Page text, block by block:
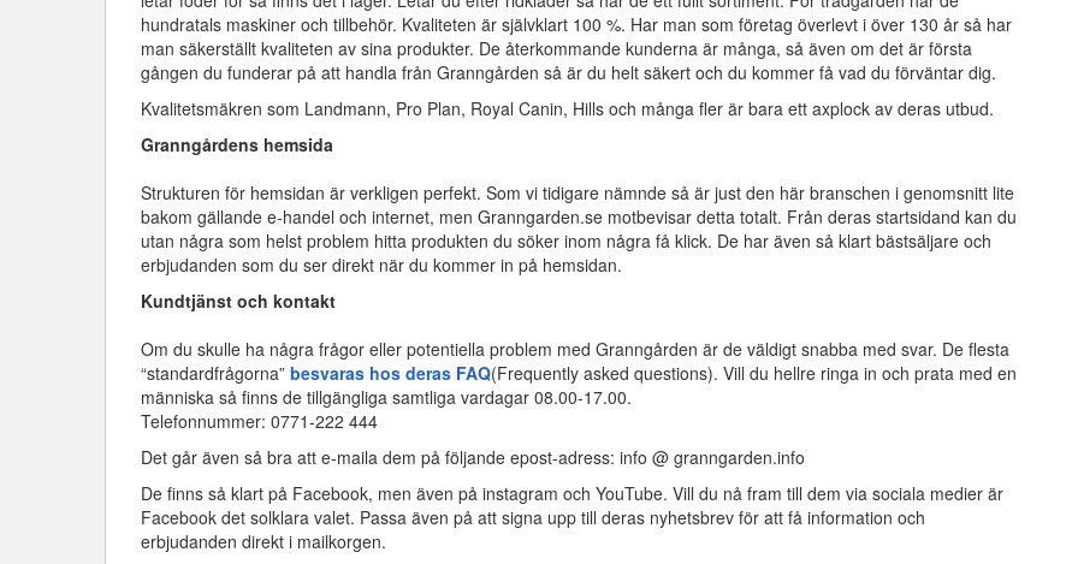
hundratals maskiner och tillbehör. Kvaliteten är självklart 100 %. Har man som företag överlevt i över 130 år så har
man säkerställt kvaliteten av sina produkter. De återkommande kunderna är många, så även om det är första
gången du funderar på att handla från Granngården så är du helt säkert och du kommer få vad du förväntar dig.
Kvalitetsmäkren som Landmann, Pro Plan, Royal Canin, Hills och många fler är bara ett axplock av deras utbud.
Granngårdens hemsida
Strukturen för hemsidan är verkligen perfekt. Som vi tidigare nämnde så är just den här branschen i genomsnitt lite
bakom gällande e-handel och internet, men Granngarden.se motbevisar detta totalt. Från deras startsidand kan du
utan några som helst problem hitta produkten du söker inom några få klick. De har även så klart bästsäljare och
erbjudanden som du ser direkt när du kommer in på hemsidan.
Kundtjänst och kontakt
Om du skulle ha några frågor eller potentiella problem med Granngården är de väldigt snabba med svar. De flesta
“standardfrågorna” besvaras hos deras FAQ(Frequently asked questions). Vill du hellre ringa in och prata med en
människa så finns de tillgängliga samtliga vardagar 08.00-17.00.
Telefonnummer: 0771-222 444
Det går även så bra att e-maila dem på följande epost-adress: info @ granngarden.info
De finns så klart på Facebook, men även på instagram och YouTube. Vill du nå fram till dem via sociala medier är
Facebook det solklara valet. Passa även på att signa upp till deras nyhetsbrev för att få information och
erbjudanden direkt i mailkorgen.